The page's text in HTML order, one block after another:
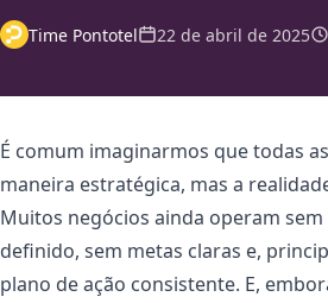
Time Pontotel 22 de abril de 2025
É comum imaginarmos que todas
maneira estratégica, mas a
Muitos negócios ainda operam
definido, sem metas claras e,
plano de ação consistente. E,